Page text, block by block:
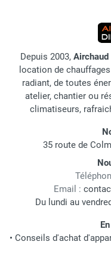
Depuis 2003,
location de
radiant, de toutes
atelier, chantier ou
climatiseurs,
35 route de
Email :
Du lundi au
• Conseils d'achat